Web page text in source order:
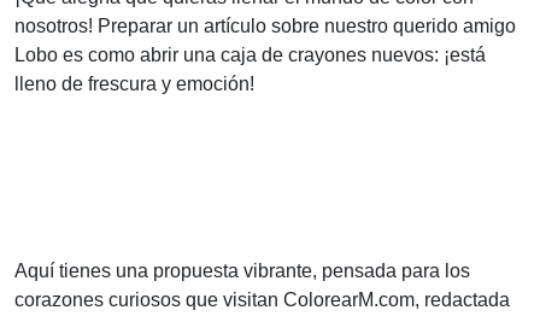
nosotros! Preparar un artículo sobre nuestro querido amigo
Lobo es como abrir una caja de crayones nuevos: ¡está
lleno de frescura y emoción!
Aquí tienes una propuesta vibrante, pensada para los
corazones curiosos que visitan ColorearM.com, redactada